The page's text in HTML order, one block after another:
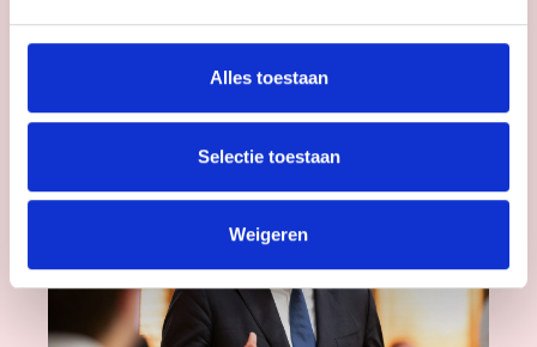
Alles toestaan
Selectie toestaan
Weigeren